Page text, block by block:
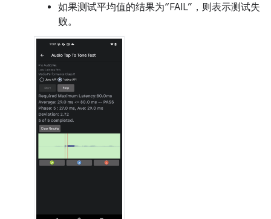
如果测试平均值的结果为“FAIL”，则表示测试失
败。